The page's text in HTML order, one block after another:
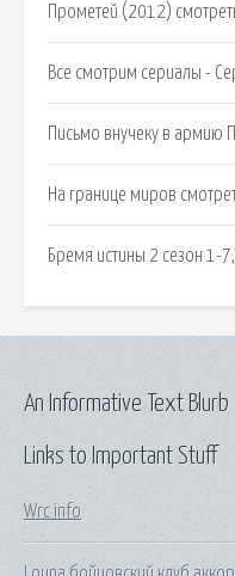
Прометей (2012)
Все смотрим сериалы -
Письмо внучеку в
На границе миров
Бремя истины 2 сезон 1-
Links to Important Stuff
Wrc info
An Informative Text Blurb